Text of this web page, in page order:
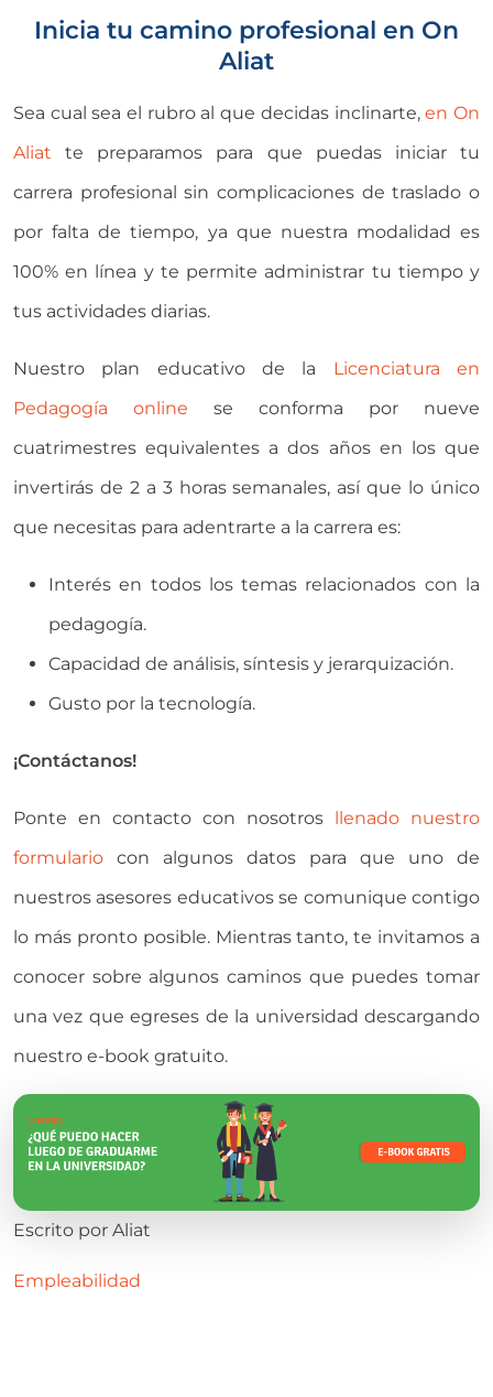
Inicia tu camino profesional en On
Aliat
Sea cual sea el rubro al que decidas inclinarte,en On
Aliat te preparamos para que puedas iniciar tu
carrera profesional sin complicaciones de traslado o
por falta de tiempo, ya que nuestra modalidad es
100% en línea y te permite administrar tu tiempo y
tus actividades diarias.
Nuestro plan educativo de la Licenciatura en
Pedagogía online se conforma por nueve
cuatrimestres equivalentes a dos años en los que
invertirás de 2 a 3 horas semanales, así que lo único
que necesitas para adentrarte a la carrera es:
Interés en todos los temas relacionados con la
pedagogía.
Capacidad de análisis, síntesis y jerarquización.
Gusto por la tecnología.
¡Contáctanos!
Ponte en contacto con nosotros llenado nuestro
formulario con algunos datos para que uno de
nuestros asesores educativos se comunique contigo
lo más pronto posible. Mientras tanto, te invitamos a
conocer sobre algunos caminos que puedes tomar
una vez que egreses de la universidad descargando
nuestro e-book gratuito.
Escrito por Aliat
Empleabilidad